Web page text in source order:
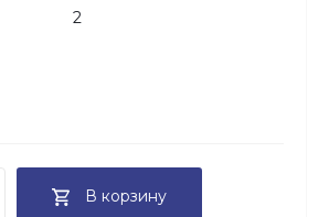
2
В корзину